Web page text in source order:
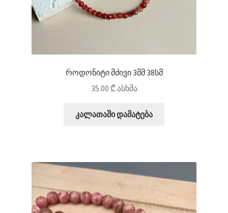
როდონიტი მძივი 3მმ 38სმ
35.00 ₾ასხმა
კალათაში დამატება